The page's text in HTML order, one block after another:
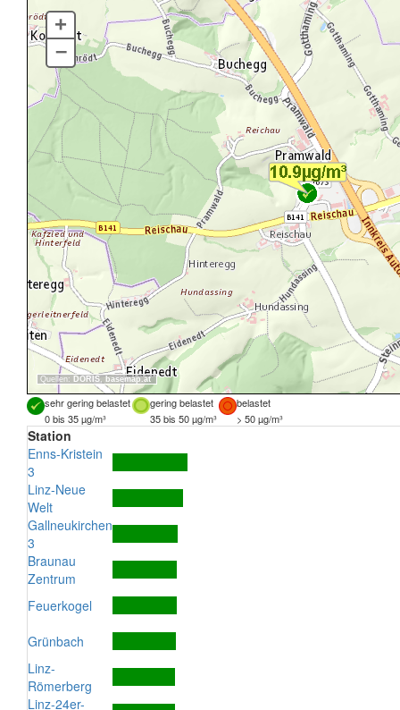
Quellen: DORIS, basemap.at
+
–
sehr gering belastet gering belastet
belastet
0 bis 35 µg/m³
35 bis 50 µg/m³ > 50 µg/m³
Station
Enns-Kristein
3
Linz-Neue
Welt
Gallneukirchen
3
Braunau
Zentrum
Feuerkogel
Grünbach
Linz-
Römerberg
Linz-24er-